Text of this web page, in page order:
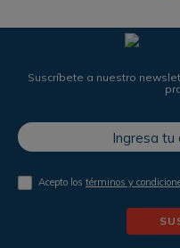
Suscríbete a nuestro
Acepto lostérminos y